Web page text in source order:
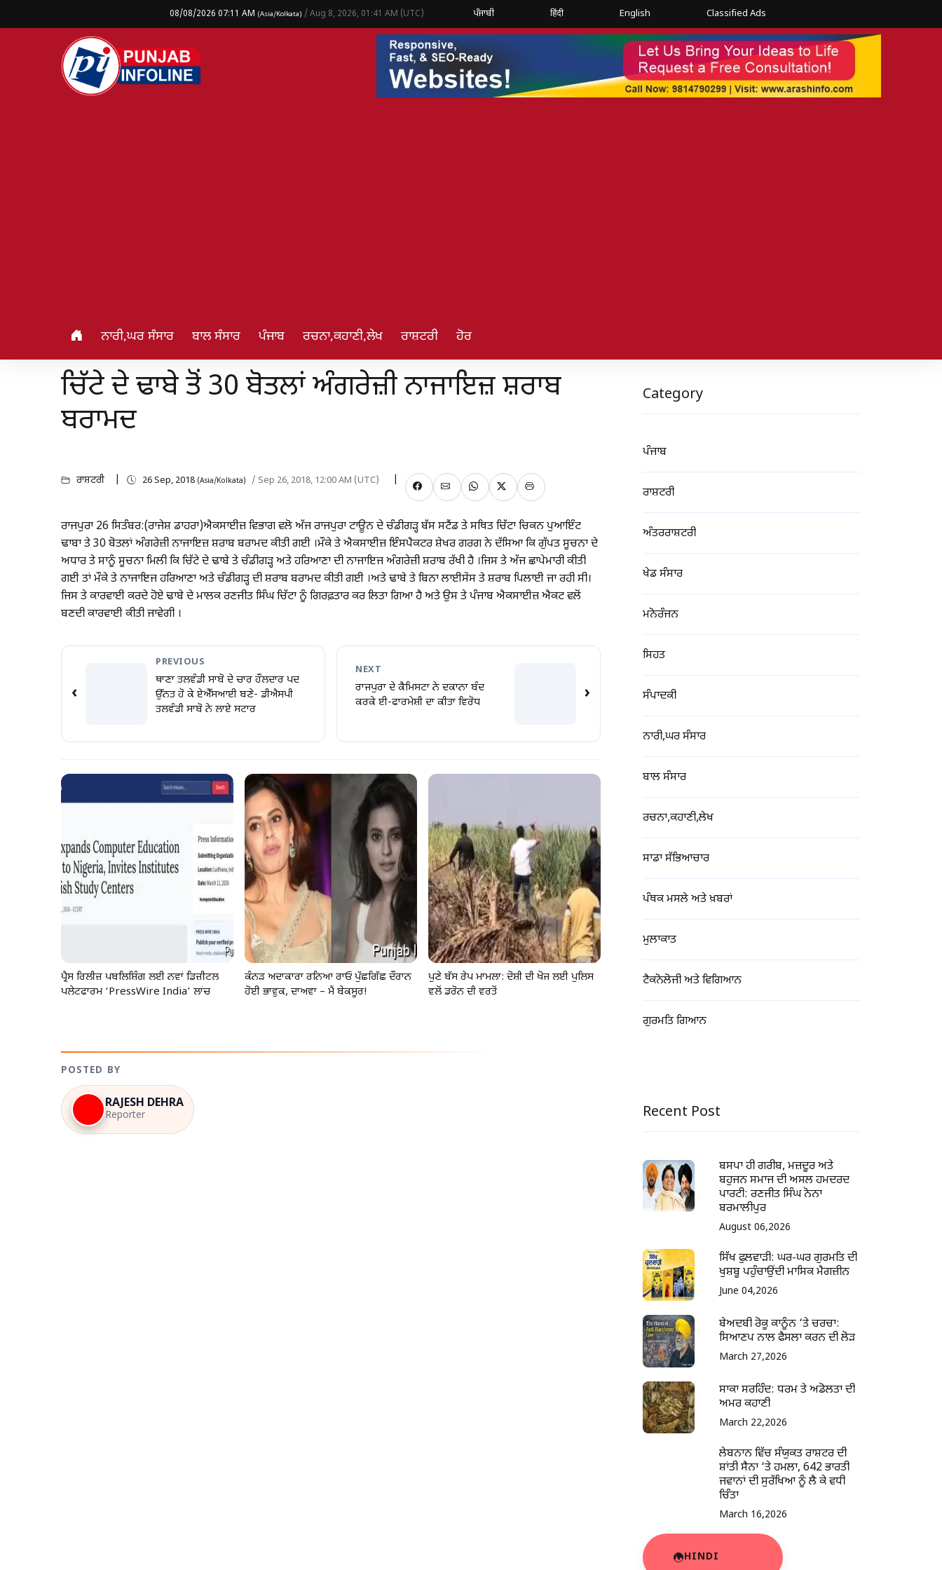
08/08/2026 07:11 AM (Asia/Kolkata) / Aug 8, 2026, 01:41 AM (UTC) ਪੰਜਾਬੀ हिंदी English Classified Ads
ਨਾਰੀ,ਘਰ ਸੰਸਾਰ ਬਾਲ ਸੰਸਾਰ ਪੰਜਾਬ ਰਚਨਾ,ਕਹਾਣੀ,ਲੇਖ ਰਾਸ਼ਟਰੀ ਹੋਰ
ਚਿੱਟੇ ਦੇ ਢਾਬੇ ਤੋਂ 30 ਬੋਤਲਾਂ ਅੰਗਰੇਜ਼ੀ ਨਾਜਾਇਜ਼ ਸ਼ਰਾਬ
ਬਰਾਮਦ
ਰਾਸ਼ਟਰੀ 26 Sep, 2018 (Asia/Kolkata) / Sep 26, 2018, 12:00 AM (UTC)
ਰਾਜਪੁਰਾ 26 ਸਿਤੰਬਰ:(ਰਾਜੇਸ਼ ਡਾਹਰਾ)ਐਕਸਾਈਜ਼ ਵਿਭਾਗ ਵਲੋ ਅੱਜ ਰਾਜਪੁਰਾ ਟਾਊਨ ਦੇ ਚੰਡੀਗੜ੍ਹ ਬੱਸ ਸਟੈਂਡ ਤੇ ਸਥਿਤ ਚਿੱਟਾ ਚਿਕਨ ਪੁਆਇੰਟ
ਢਾਬਾ ਤੇ 30 ਬੋਤਲਾਂ ਅੰਗਰੇਜ਼ੀ ਨਾਜਾਇਜ਼ ਸ਼ਰਾਬ ਬਰਾਮਦ ਕੀਤੀ ਗਈ ।ਮੌਕੇ ਤੇ ਐਕਸਾਈਜ਼ ਇੰਸਪੈਕਟਰ ਸ਼ੇਖਰ ਗਰਗ ਨੇ ਦੱਸਿਆ ਕਿ ਗੁੱਪਤ ਸੂਚਨਾ ਦੇ
ਅਧਾਰ ਤੇ ਸਾਨੂੰ ਸੂਚਨਾ ਮਿਲੀ ਕਿ ਚਿੱਟੇ ਦੇ ਢਾਬੇ ਤੇ ਚੰਡੀਗੜ੍ਹ ਅਤੇ ਹਰਿਆਣਾ ਦੀ ਨਾਜਾਇਜ ਅੰਗਰੇਜ਼ੀ ਸ਼ਰਾਬ ਰੱਖੀ ਹੈ ।ਜਿਸ ਤੇ ਅੱਜ ਛਾਪੇਮਾਰੀ ਕੀਤੀ
ਗਈ ਤਾਂ ਮੌਕੇ ਤੇ ਨਾਜਾਇਜ ਹਰਿਆਣਾ ਅਤੇ ਚੰਡੀਗੜ੍ਹ ਦੀ ਸ਼ਰਾਬ ਬਰਾਮਦ ਕੀਤੀ ਗਈ ।ਅਤੇ ਢਾਬੇ ਤੇ ਬਿਨਾ ਲਾਈਸੇਂਸ ਤੇ ਸ਼ਰਾਬ ਪਿਲਾਈ ਜਾ ਰਹੀ ਸੀ।
ਜਿਸ ਤੇ ਕਾਰਵਾਈ ਕਰਦੇ ਹੋਏ ਢਾਬੇ ਦੇ ਮਾਲਕ ਰਣਜੀਤ ਸਿੰਘ ਚਿੱਟਾ ਨੂੰ ਗਿਰਫ਼ਤਾਰ ਕਰ ਲਿਤਾ ਗਿਆ ਹੈ ਅਤੇ ਉਸ ਤੇ ਪੰਜਾਬ ਐਕਸਾਈਜ਼ ਐਕਟ ਵਲੋਂ
ਬਣਦੀ ਕਾਰਵਾਈ ਕੀਤੀ ਜਾਵੇਗੀ ।
‹
PREVIOUS
ਥਾਣਾ ਤਲਵੰਡੀ ਸਾਬੋ ਦੇ ਚਾਰ ਹੌਲਦਾਰ ਪਦ
ਉੱਨਤ ਹੋ ਕੇ ਏਐੱਸਆਈ ਬਣੇ- ਡੀਐਸਪੀ
ਤਲਵੰਡੀ ਸਾਬੋ ਨੇ ਲਾਏ ਸਟਾਰ
NEXT
ਰਾਜਪੁਰਾ ਦੇ ਕੈਮਿਸਟਾ ਨੇ ਦਕਾਨਾ ਬੰਦ
ਕਰਕੇ ਈ-ਫਾਰਮੇਸ਼ੀ ਦਾ ਕੀਤਾ ਵਿਰੋਧ
›
ਪ੍ਰੈਸ ਰਿਲੀਜ਼ ਪਬਲਿਸ਼ਿੰਗ ਲਈ ਨਵਾਂ ਡਿਜ਼ੀਟਲ
ਪਲੇਟਫਾਰਮ ‘PressWire India’ ਲਾਂਚ
ਕੰਨੜ ਅਦਾਕਾਰਾ ਰਨਿਆ ਰਾਓ ਪੁੱਛਗਿੱਛ ਦੌਰਾਨ
ਹੋਈ ਭਾਵੁਕ, ਦਾਅਵਾ – ਮੈਂ ਬੇਕਸੂਰ!
ਪੁਣੇ ਬੱਸ ਰੇਪ ਮਾਮਲਾ: ਦੋਸ਼ੀ ਦੀ ਖੋਜ ਲਈ ਪੁਲਿਸ
ਵਲੋਂ ਡਰੋਨ ਦੀ ਵਰਤੋਂ
POSTED BY
RAJESH DEHRA
Reporter
Category
ਪੰਜਾਬ
ਰਾਸ਼ਟਰੀ
ਅੰਤਰਰਾਸ਼ਟਰੀ
ਖੇਡ ਸੰਸਾਰ
ਮਨੋਰੰਜਨ
ਸਿਹਤ
ਸੰਪਾਦਕੀ
ਨਾਰੀ,ਘਰ ਸੰਸਾਰ
ਬਾਲ ਸੰਸਾਰ
ਰਚਨਾ,ਕਹਾਣੀ,ਲੇਖ
ਸਾਡਾ ਸੱਭਿਆਚਾਰ
ਪੰਥਕ ਮਸਲੇ ਅਤੇ ਖ਼ਬਰਾਂ
ਮੁਲਾਕਾਤ
ਟੈਕਨੋਲੋਜੀ ਅਤੇ ਵਿਗਿਆਨ
ਗੁਰਮਤਿ ਗਿਆਨ
Recent Post
ਬਸਪਾ ਹੀ ਗਰੀਬ, ਮਜ਼ਦੂਰ ਅਤੇ
ਬਹੁਜਨ ਸਮਾਜ ਦੀ ਅਸਲ ਹਮਦਰਦ
ਪਾਰਟੀ: ਰਣਜੀਤ ਸਿੰਘ ਨੋਨਾ
ਬਰਮਾਲੀਪੁਰ
August 06,2026
ਸਿੱਖ ਫੁਲਵਾੜੀ: ਘਰ-ਘਰ ਗੁਰਮਤਿ ਦੀ
ਖੁਸ਼ਬੂ ਪਹੁੰਚਾਉਂਦੀ ਮਾਸਿਕ ਮੈਗਜ਼ੀਨ
June 04,2026
ਬੇਅਦਬੀ ਰੋਕੂ ਕਾਨੂੰਨ ‘ਤੇ ਚਰਚਾ:
ਸਿਆਣਪ ਨਾਲ ਫੈਸਲਾ ਕਰਨ ਦੀ ਲੋੜ
March 27,2026
ਸਾਕਾ ਸਰਹਿੰਦ: ਧਰਮ ਤੇ ਅਡੋਲਤਾ ਦੀ
ਅਮਰ ਕਹਾਣੀ
March 22,2026
ਲੇਬਨਾਨ ਵਿੱਚ ਸੰਯੁਕਤ ਰਾਸ਼ਟਰ ਦੀ
ਸ਼ਾਂਤੀ ਸੈਨਾ ‘ਤੇ ਹਮਲਾ, 642 ਭਾਰਤੀ
ਜਵਾਨਾਂ ਦੀ ਸੁਰੱਖਿਆ ਨੂੰ ਲੈ ਕੇ ਵਧੀ
ਚਿੰਤਾ
March 16,2026
HINDI